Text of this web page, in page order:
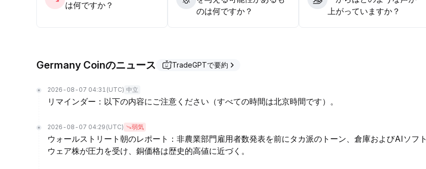
は何ですか？
のは何ですか？
上がっていますか？
Germany Coinのニュース TradeGPTで要約
2026-08-07 04:31 (UTC) 中立
リマインダー：以下の内容にご注意ください（すべての時間は北京時間です）。
2026-08-07 04:29 (UTC) 弱気
ウォールストリート朝のレポート：非農業部門雇用者数発表を前にタカ派のトーン、倉庫およびAIソフト
ウェア株が圧力を受け、銅価格は歴史的高値に近づく。